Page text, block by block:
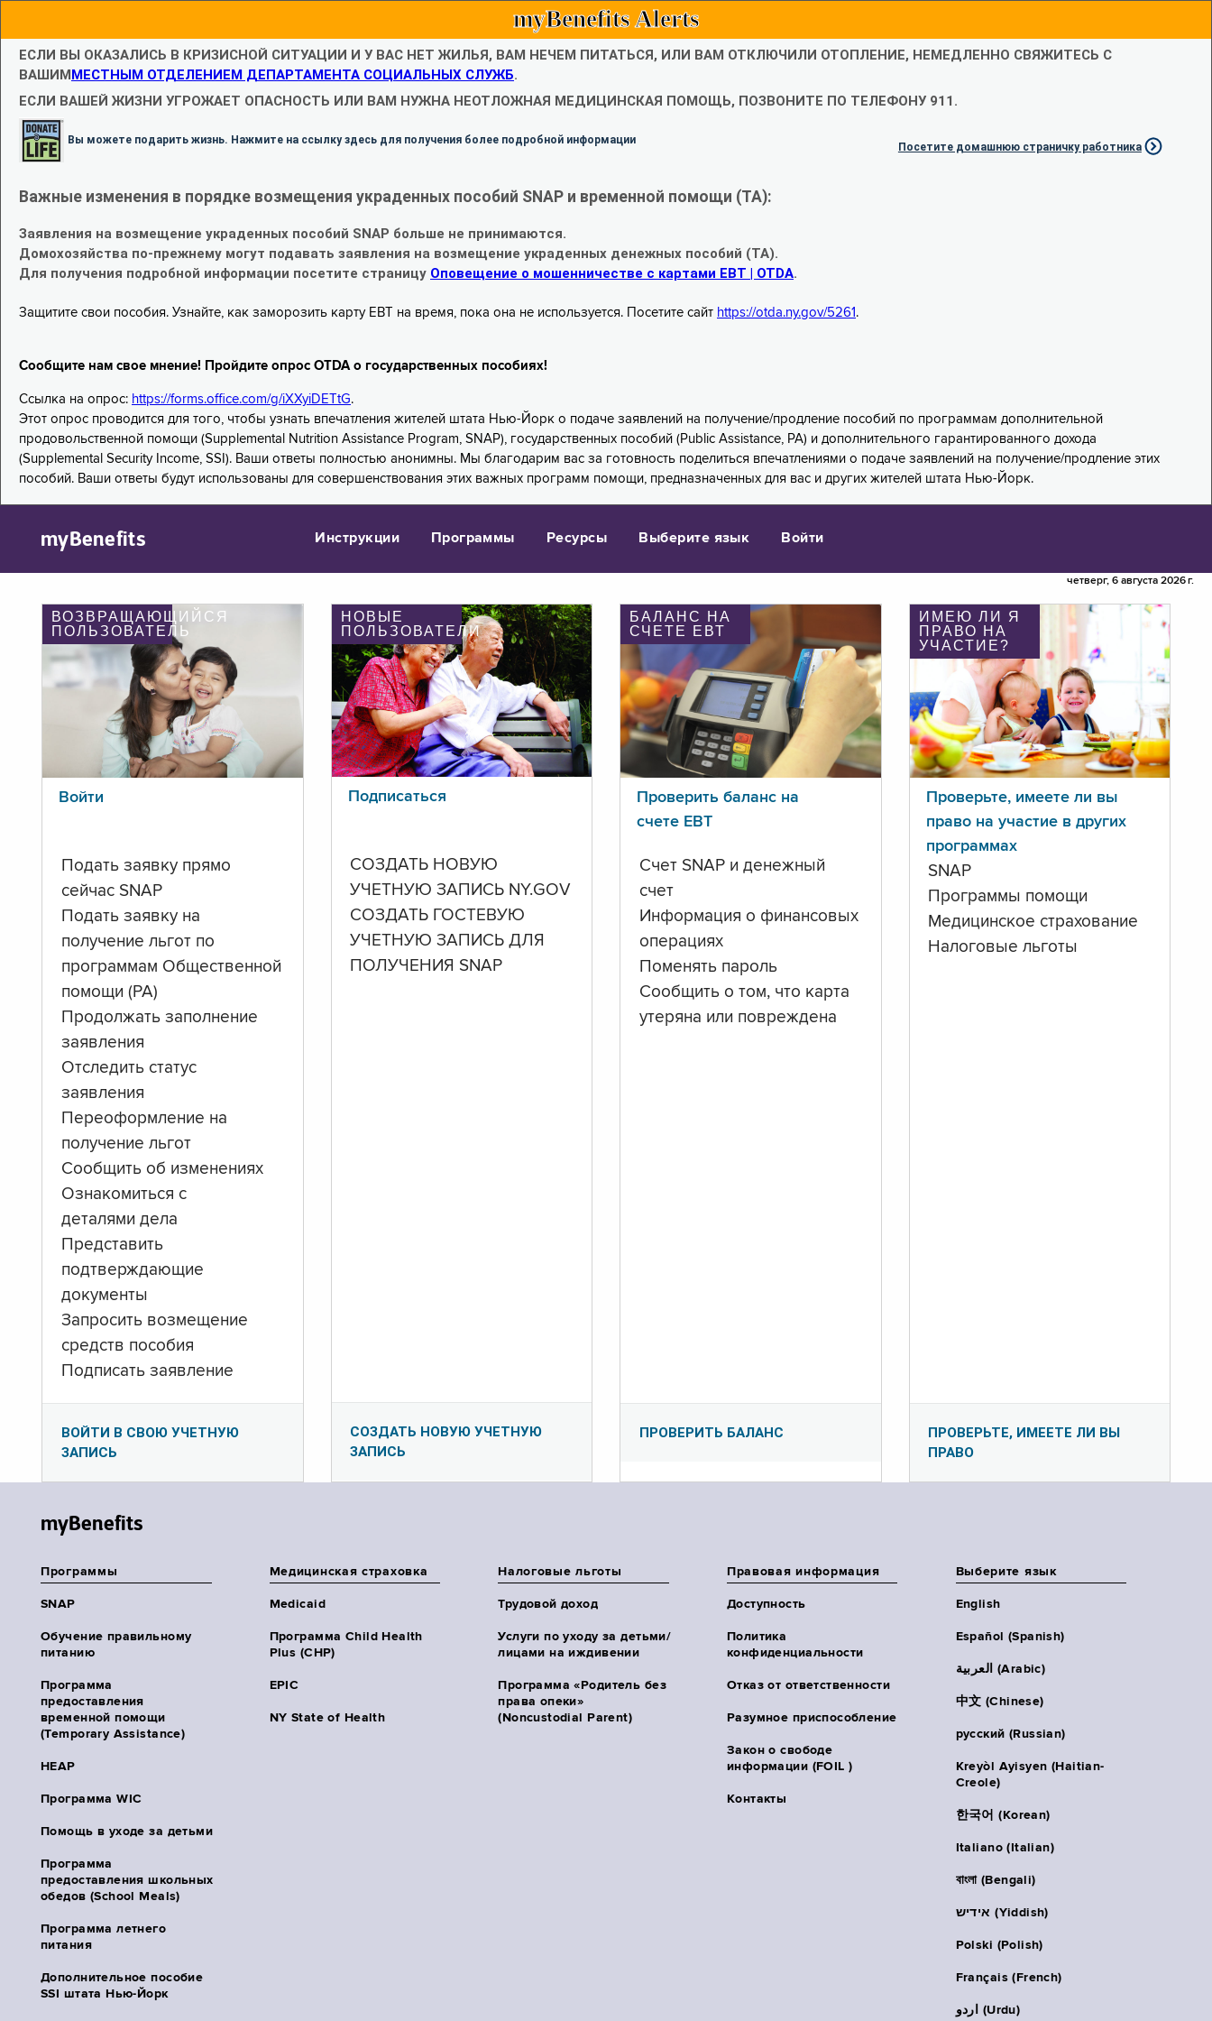
myBenefits Alerts
ЕСЛИ ВЫ ОКАЗАЛИСЬ В КРИЗИСНОЙ СИТУАЦИИ И У ВАС НЕТ ЖИЛЬЯ, ВАМ НЕЧЕМ ПИТАТЬСЯ, ИЛИ ВАМ ОТКЛЮЧИЛИ ОТОПЛЕНИЕ, НЕМЕДЛЕННО СВЯЖИТЕСЬ С
ВАШИММЕСТНЫМ ОТДЕЛЕНИЕМ ДЕПАРТАМЕНТА СОЦИАЛЬНЫХ СЛУЖБ.
ЕСЛИ ВАШЕЙ ЖИЗНИ УГРОЖАЕТ ОПАСНОСТЬ ИЛИ ВАМ НУЖНА НЕОТЛОЖНАЯ МЕДИЦИНСКАЯ ПОМОЩЬ, ПОЗВОНИТЕ ПО ТЕЛЕФОНУ 911.
Вы можете подарить жизнь. Нажмите на ссылку здесь для получения более подробной информации
Посетите домашнюю страничку работника
Важные изменения в порядке возмещения украденных пособий SNAP и временной помощи (TA):
Заявления на возмещение украденных пособий SNAP больше не принимаются.
Домохозяйства по-прежнему могут подавать заявления на возмещение украденных денежных пособий (TA).
Для получения подробной информации посетите страницу Оповещение о мошенничестве с картами EBT | OTDA.
Защитите свои пособия. Узнайте, как заморозить карту EBT на время, пока она не используется. Посетите сайт https://otda.ny.gov/5261 .
Сообщите нам свое мнение! Пройдите опрос OTDA о государственных пособиях!
Ссылка на опрос: https://forms.office.com/g/iXXyiDETtG.
Этот опрос проводится для того, чтобы узнать впечатления жителей штата Нью-Йорк о подаче заявлений на получение/продление пособий по программам дополнительной
продовольственной помощи (Supplemental Nutrition Assistance Program, SNAP), государственных пособий (Public Assistance, PA) и дополнительного гарантированного дохода
(Supplemental Security Income, SSI). Ваши ответы полностью анонимны. Мы благодарим вас за готовность поделиться впечатлениями о подаче заявлений на получение/продление этих
пособий. Ваши ответы будут использованы для совершенствования этих важных программ помощи, предназначенных для вас и других жителей штата Нью-Йорк.
myBenefits Инструкции Программы Ресурсы Выберите язык Войти
четверг, 6 августа 2026 г.
ВОЗВРАЩАЮЩИЙСЯ
ПОЛЬЗОВАТЕЛЬ
Войти
Подать заявку прямо
сейчас SNAP
Подать заявку на
получение льгот по
программам Общественной
помощи (PA)
Продолжать заполнение
заявления
Отследить статус
заявления
Переоформление на
получение льгот
Сообщить об изменениях
Ознакомиться с
деталями дела
Представить
подтверждающие
документы
Запросить возмещение
средств пособия
Подписать заявление
ВОЙТИ В СВОЮ УЧЕТНУЮ
ЗАПИСЬ
НОВЫЕ
ПОЛЬЗОВАТЕЛИ
Подписаться
СОЗДАТЬ НОВУЮ
УЧЕТНУЮ ЗАПИСЬ NY.GOV
СОЗДАТЬ ГОСТЕВУЮ
УЧЕТНУЮ ЗАПИСЬ ДЛЯ
ПОЛУЧЕНИЯ SNAP
СОЗДАТЬ НОВУЮ УЧЕТНУЮ
ЗАПИСЬ
БАЛАНС НА
СЧЕТЕ ЕВТ
Проверить баланс на
счете ЕВТ
Счет SNAP и денежный
счет
Информация о финансовых
операциях
Поменять пароль
Сообщить о том, что карта
утеряна или повреждена
ПРОВЕРИТЬ БАЛАНС
ИМЕЮ ЛИ Я
ПРАВО НА
УЧАСТИЕ?
Проверьте, имеете ли вы
право на участие в других
программах
SNAP
Программы помощи
Медицинское страхование
Налоговые льготы
ПРОВЕРЬТЕ, ИМЕЕТЕ ЛИ ВЫ
ПРАВО
myBenefits
Программы
SNAP
Обучение правильному
питанию
Программа
предоставления
временной помощи
(Temporary Assistance)
HEAP
Программа WIC
Помощь в уходе за детьми
Программа
предоставления школьных
обедов (School Meals)
Программа летнего
питания
Дополнительное пособие
SSI штата Нью-Йорк
Медицинская страховка
Medicaid
Программа Child Health
Plus (CHP)
EPIC
NY State of Health
Налоговые льготы
Трудовой доход
Услуги по уходу за детьми/
лицами на иждивении
Программа «Родитель без
права опеки»
(Noncustodial Parent)
Правовая информация
Доступность
Политика
конфиденциальности
Отказ от ответственности
Разумное приспособление
Закон о свободе
информации (FOIL )
Контакты
Выберите язык
English
Español (Spanish)
العربية (Arabic)
中文 (Chinese)
русский (Russian)
Kreyòl Ayisyen (Haitian-
Creole)
한국어 (Korean)
Italiano (Italian)
বাংলা (Bengali)
אידיש (Yiddish)
Polski (Polish)
Français (French)
اردو (Urdu)